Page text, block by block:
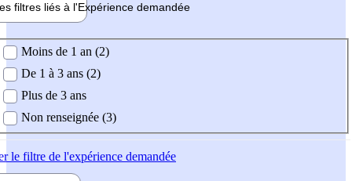
filtres liés à l'Expérience demandée
demandée
Moins de 1 an (2)
De 1 à 3 ans (2)
Plus de 3 ans
Non renseignée (3)
le filtre de l'expérience demandée